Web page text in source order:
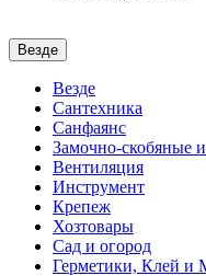
Везде
Везде
Сантехника
Санфаянс
Замочно-скобяные
Вентиляция
Инструмент
Крепеж
Хозтовары
Сад и огород
Герметики, Клей и